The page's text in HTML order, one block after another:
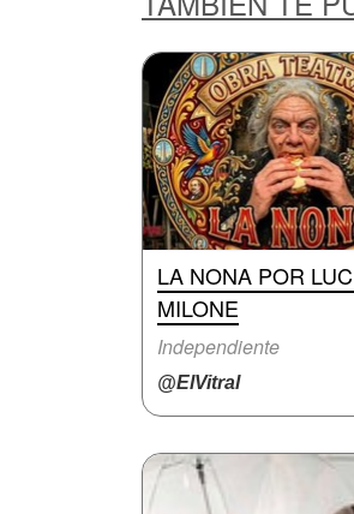
LA NONA POR
MILONE
Independiente
@ElVitral